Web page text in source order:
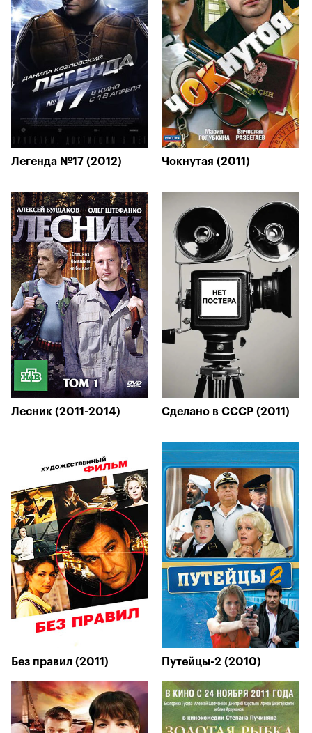
Легенда №17 (2012) Чокнутая (2011)
Лесник (2011-2014) Сделано в СССР (2011)
Без правил (2011) Путейцы-2 (2010)